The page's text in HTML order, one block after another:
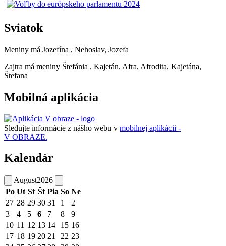
Sviatok
Meniny má Jozefína , Nehoslav, Jozefa
Zajtra má meniny Štefánia , Kajetán, Afra, Afrodita, Kajetána,
Štefana
Mobilná aplikácia
Sledujte informácie z nášho webu v mobilnej aplikácii -
V OBRAZE.
Kalendár
August2026
Po Ut St Št Pia So Ne
27 28 29 30 31 1
2
3
4 5 6 7 8
9
10 11 12 13 14 15 16
17 18 19 20 21 22 23